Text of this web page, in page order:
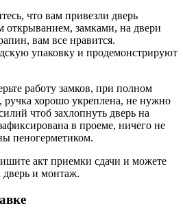
что вам привезли дверь
замками, на двери
вам все нравится.
упаковку и продемонстрируют
работу замков, при полном
ручка хорошо укреплена, не нужно
чтоб захлопнуть дверь на
в проеме, ничего не
пеногерметиком.
акт приемки сдачи и можете
дверь и монтаж.